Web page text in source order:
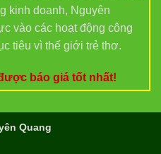
kinh doanh, Nguyên
vào các hoạt động công
tiêu vì thế giới trẻ thơ.
báo giá tốt nhất!
Quang